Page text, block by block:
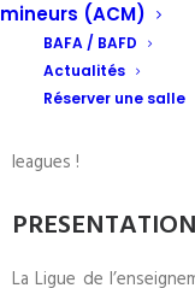
mineurs (ACM)
BAFA / BAFD
Actualités
Réserver une salle
projet mobilise les
départements afin
l’ensemble du
leagues !
La Ligue de